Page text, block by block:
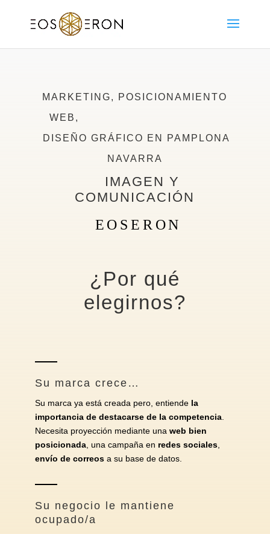
MARKETING, POSICIONAMIENTO
WEB,
DISEÑO GRÁFICO EN PAMPLONA
NAVARRA
IMAGEN Y
COMUNICACIÓN
EOSERON
¿Por qué
elegirnos?
Su marca crece…
Su marca ya está creada pero, entiende la
importancia de destacarse de la competencia
Necesita proyección mediante unaweb bien
posicionada , una campaña en redes sociales
envío de correos a su base de datos.
Su negocio le mantiene
ocupado/a